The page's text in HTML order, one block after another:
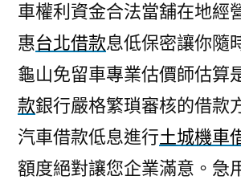
車權利資金合法當舖在地經
惠台北借款息低保密讓你隨
龜山免留車專業估價師估算
款銀行嚴格繁瑣審核的借款
汽車借款低息進行土城機車
額度絕對讓您企業滿意。急